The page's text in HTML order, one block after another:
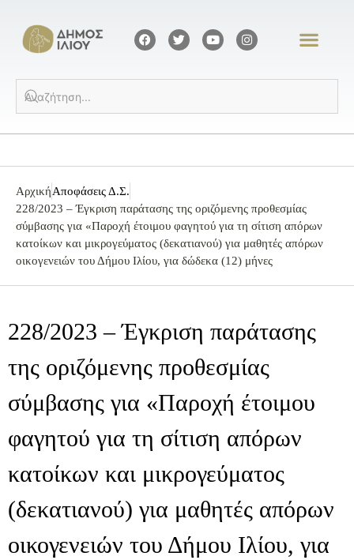
ΑρχικήΑποφάσεις Δ.Σ.
228/2023 – Έγκριση παράτασης της οριζόμενης προθεσμίας
σύμβασης για «Παροχή έτοιμου φαγητού για τη σίτιση απόρων
κατοίκων και μικρογεύματος (δεκατιανού) για μαθητές απόρων
οικογενειών του Δήμου Ιλίου, για δώδεκα (12) μήνες
228/2023 – Έγκριση παράτασης
της οριζόμενης προθεσμίας
σύμβασης για «Παροχή έτοιμου
φαγητού για τη σίτιση απόρων
κατοίκων και μικρογεύματος
(δεκατιανού) για μαθητές απόρων
οικογενειών του Δήμου Ιλίου, για